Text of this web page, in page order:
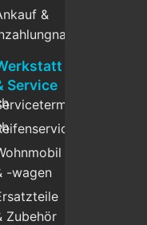
&
Service
-wagen
Zubehör